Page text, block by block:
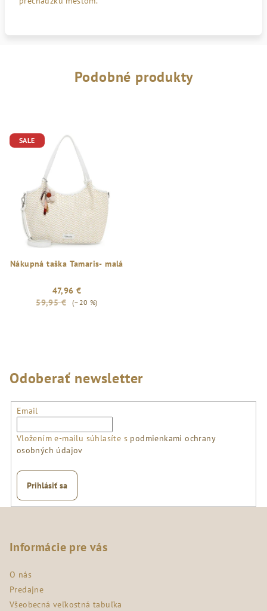
Podobné produkty
SALE
Nákupná taška Tamaris- malá
47,96 €
59,95 €
(–20 %)
Odoberať newsletter
Email
Vložením e-mailu súhlasíte s podmienkami ochrany
osobných údajov
Prihlásiť sa
Informácie pre vás
O nás
Predajne
Všeobecná veľkostná tabuľka